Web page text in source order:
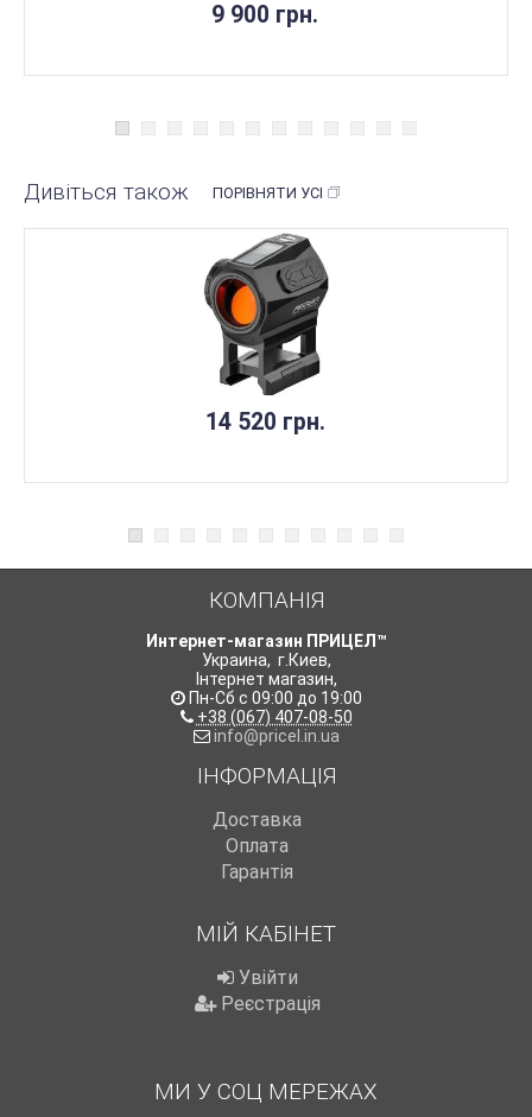
9 900 грн.
Дивіться також ПОРІВНЯТИ УСІ
14 520 грн.
КОМПАНІЯ
Интернет-магазин ПРИЦЕЛ™
Украина, г.Киев,
Інтернет магазин,
Пн-Сб с 09:00 до 19:00
+38 (067) 407-08-50
info@pricel.in.ua
ІНФОРМАЦІЯ
Доставка
Оплата
Гарантія
МІЙ КАБІНЕТ
Увійти
Реєстрація
МИ У СОЦ МЕРЕЖАХ